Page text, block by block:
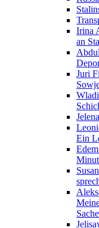
Irina
an
Juri
Ein